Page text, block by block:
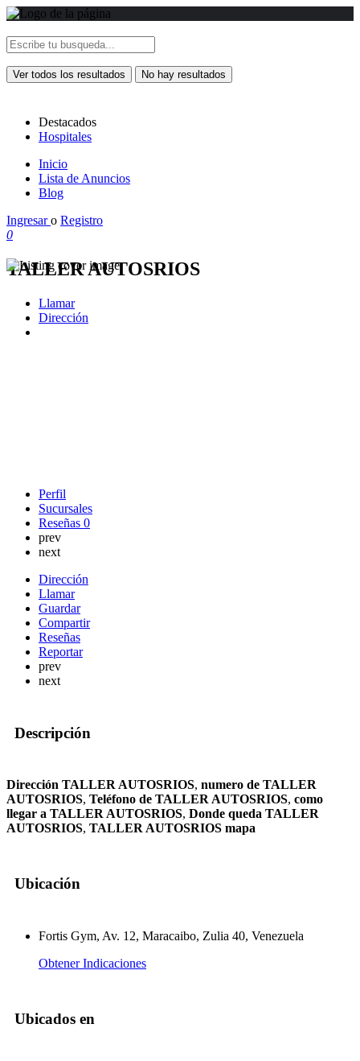
Ver todos los resultados No hay resultados
Destacados
Hospitales
Inicio
Lista de Anuncios
Blog
Ingresaro Registro
0
TALLER AUTOSRIOS
Llamar
Dirección
Perfil
Sucursales
Reseñas 0
prev
next
Dirección
Llamar
Guardar
Compartir
Reseñas
Reportar
prev
next
Descripción
Dirección TALLER AUTOSRIOS, numero de TALLER
AUTOSRIOS, Teléfono de TALLER AUTOSRIOS, como
llegar a TALLER AUTOSRIOS, Donde queda TALLER
AUTOSRIOS, TALLER AUTOSRIOS mapa
Ubicación
Fortis Gym, Av. 12, Maracaibo, Zulia 40, Venezuela
Obtener Indicaciones
Ubicados en